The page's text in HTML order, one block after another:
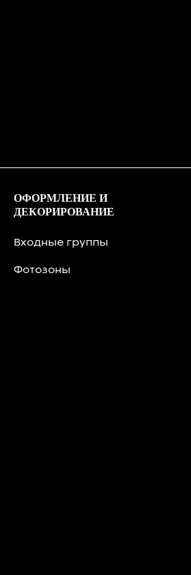
ОФОРМЛЕНИЕ И
ДЕКОРИРОВАНИЕ
Входные группы
Фотозоны